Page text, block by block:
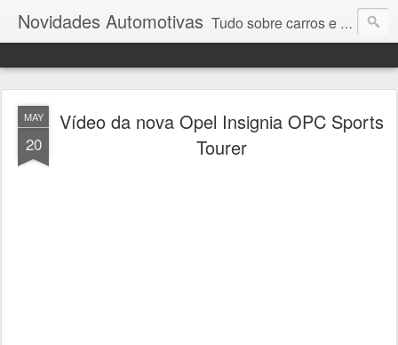
Novidades Automotivas Tudo sobre carros e motores
MAY
20
Vídeo da nova Opel Insignia OPC Sports
Tourer